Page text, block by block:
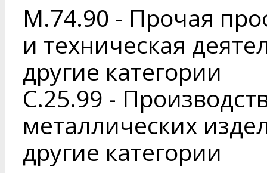
M.74.90 - Прочая
и техническая
другие категории
C.25.99 -
металлических
другие категории